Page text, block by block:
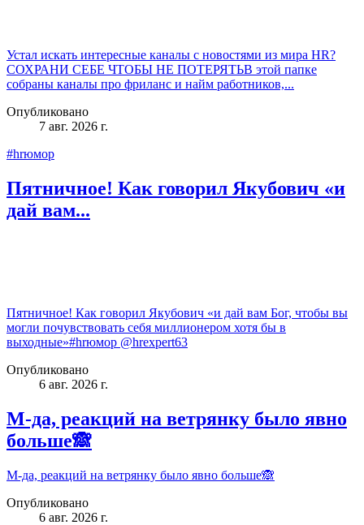
Устал искать интересные каналы с новостями из мира HR?
СОХРАНИ СЕБЕ ЧТОБЫ НЕ ПОТЕРЯТЬВ этой папке
собраны каналы про фриланс и найм работников,...
Опубликовано
7 авг. 2026 г.
#hrюмор
Пятничное! Как говорил Якубович «и
дай вам...
Пятничное! Как говорил Якубович «и дай вам Бог, чтобы вы
могли почувствовать себя миллионером хотя бы в
выходные»#hrюмор @hrexpert63
Опубликовано
6 авг. 2026 г.
М-да, реакций на ветрянку было явно
больше🙈
М-да, реакций на ветрянку было явно больше🙈
Опубликовано
6 авг. 2026 г.